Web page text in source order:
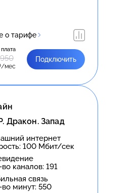
о тарифе
950
мес
Подключить
Дракон. Запад
интернет
100 Мбит/сек
каналов: 191
связь
минут: 550